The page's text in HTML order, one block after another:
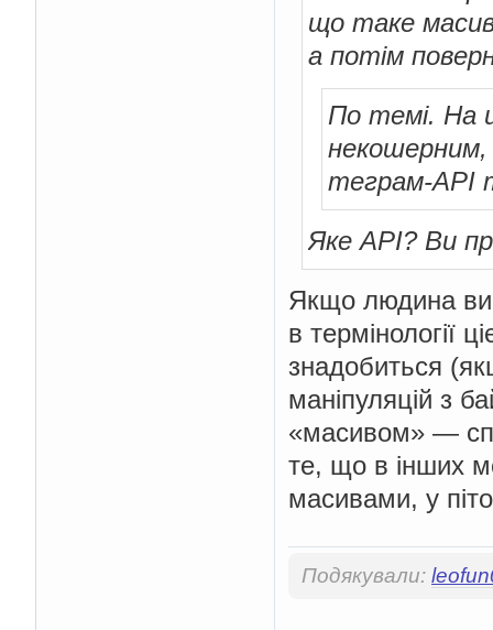
що таке
а потім
По темі. На
некошерним,
теграм-API
Яке API? Ви
Якщо людина
в термінології
знадобиться
маніпуляцій з
«масивом» —
те, що в інших
масивами, у
Подякували: